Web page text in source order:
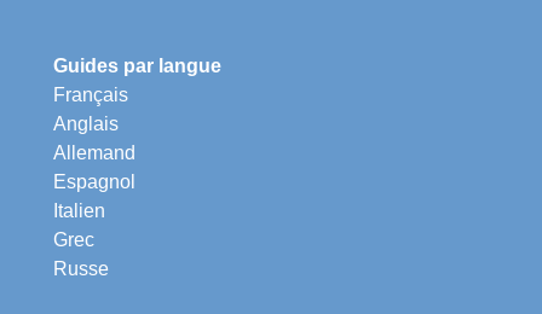
Guides par langue
Français
Anglais
Allemand
Espagnol
Italien
Grec
Russe